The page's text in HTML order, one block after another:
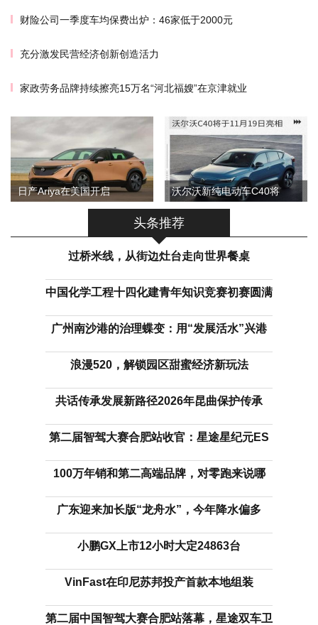
财险公司一季度车均保费出炉：46家低于2000元
充分激发民营经济创新创造活力
家政劳务品牌持续擦亮15万名“河北福嫂”在京津就业
日产Ariya在美国开启 沃尔沃新纯电动车C40将
头条推荐
过桥米线，从街边灶台走向世界餐桌
中国化学工程十四化建青年知识竞赛初赛圆满
广州南沙港的治理蝶变：用“发展活水”兴港
浪漫520，解锁园区甜蜜经济新玩法
共话传承发展新路径2026年昆曲保护传承
第二届智驾大赛合肥站收官：星途星纪元ES
100万年销和第二高端品牌，对零跑来说哪
广东迎来加长版“龙舟水”，今年降水偏多
小鹏GX上市12小时大定24863台
VinFast在印尼苏邦投产首款本地组装
第二届中国智驾大赛合肥站落幕，星途双车卫